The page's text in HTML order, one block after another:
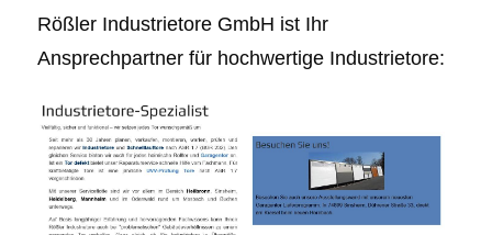
Rößler Industrietore GmbH ist Ihr
Ansprechpartner für hochwertige Industrietore: